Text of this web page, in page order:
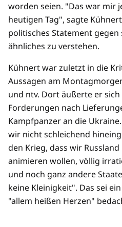
worden seien. "Das war mir
heutigen Tag", sagte
politisches Statement
ähnliches zu verstehen.
Kühnert war zuletzt in die
Aussagen am
und ntv. Dort äußerte er
Forderungen nach
Kampfpanzer an die
wir nicht schleichend
den Krieg, dass wir
animieren wollen, völlig
und noch ganz andere
keine Kleinigkeit". Das sei
"allem heißen Herzen"